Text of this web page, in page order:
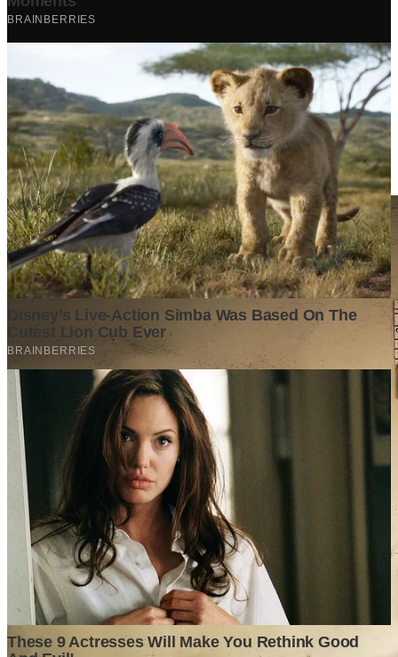
Berita Terpopuler
Surat Somasi Penyerobotan Tanah Terbaru 2024, Lengkap
Dengan Penjelasannya!
Tech·2 years ago